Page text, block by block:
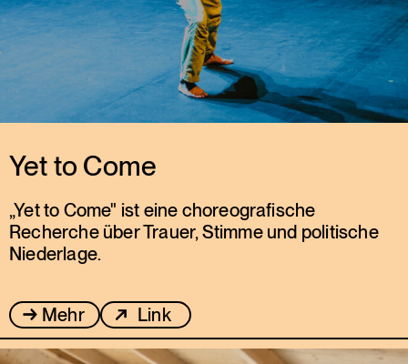
Yet to Come
„Yet to Come" ist eine choreografische
Recherche über Trauer, Stimme und politische
Niederlage.
Mehr Link